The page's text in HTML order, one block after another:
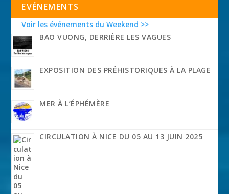
EVÉNEMENTS
Voir les événements du Weekend >>
BAO VUONG, DERRIÈRE LES VAGUES
EXPOSITION DES PRÉHISTORIQUES À LA PLAGE
MER À L’ÉPHÉMÈRE
CIRCULATION À NICE DU 05 AU 13 JUIN 2025